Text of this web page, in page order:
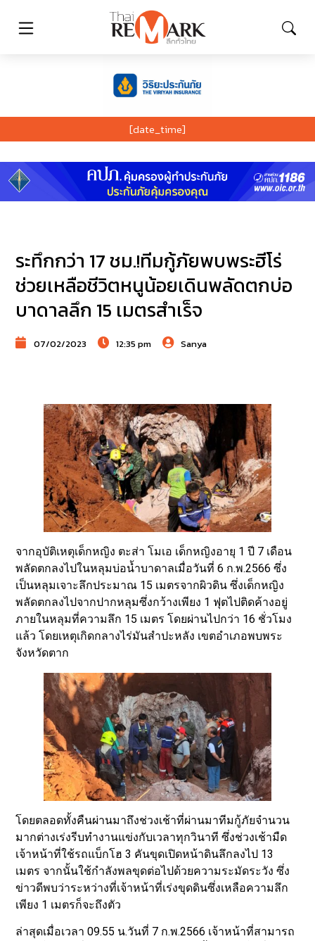
[date_time]
ระทึกกว่า 17 ชม.!ทีมกู้ภัยพบพระฮีโร่
ช่วยเหลือชีวิตหนูน้อยเดินพลัดตกบ่อ
บาดาลลึก 15 เมตรสำเร็จ
07/02/2023 12:35 pm Sanya
จากอุบัติเหตุเด็กหญิง ตะส่า โมเอ เด็กหญิงอายุ 1 ปี 7 เดือน
พลัดตกลงไปในหลุมบ่อน้ำบาดาลเมื่อวันที่ 6 ก.พ.2566 ซึ่ง
เป็นหลุมเจาะลึกประมาณ 15 เมตรจากผิวดิน ซึ่งเด็กหญิง
พลัดตกลงไปจากปากหลุมซึ่งกว้างเพียง 1 ฟุตไปติดค้างอยู่
ภายในหลุมที่ความลึก 15 เมตร โดยผ่านไปกว่า 16 ชั่วโมง
แล้ว โดยเหตุเกิดกลางไร่มันสำปะหลัง เขตอำเภอพบพระ
จังหวัดตาก
โดยตลอดทั้งคืนผ่านมาถึงช่วงเช้าที่ผ่านมาทีมกู้ภัยจำนวน
มากต่างเร่งรีบทำงานแข่งกับเวลาทุกวินาที ซึ่งช่วงเช้ามืด
เจ้าหน้าที่ใช้รถแบ็กโฮ 3 คันขุดเปิดหน้าดินลึกลงไป 13
เมตร จากนั้นใช้กำลังพลขุดต่อไปด้วยความระมัดระวัง ซึ่ง
ข่าวดีพบว่าระหว่างที่เจ้าหน้าที่เร่งขุดดินซึ่งเหลือความลึก
เพียง 1 เมตรก็จะถึงตัว
ล่าสุดเมื่อเวลา 09.55 น.วันที่ 7 ก.พ.2566 เจ้าหน้าที่สามารถ